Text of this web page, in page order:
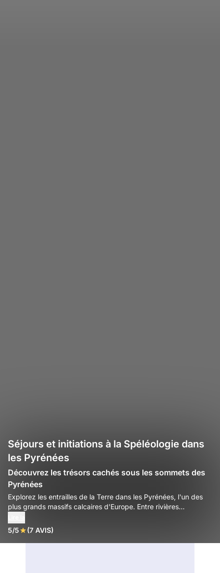
Séjours et initiations à la Spéléologie dans
les Pyrénées
Découvrez les trésors cachés sous les sommets des
Pyrénées
Explorez les entrailles de la Terre dans les Pyrénées, l'un des
plus grands massifs calcaires d'Europe. Entre rivières
vivez une aventure hors du temps au cœur du monde
souterrain pyrénéen.
5/5 (7 AVIS)